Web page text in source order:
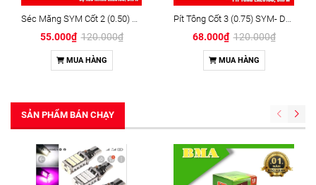
Séc Măng SYM Cốt 2 (0.50) Angle 100 SYM - DR/WAVE
55.000₫120.000₫
MUA HÀNG
Pít Tông Cốt 3 (0.75) SYM- DR/W
68.000₫120.000₫
MUA HÀNG
SẢN PHẨM BÁN CHẠY